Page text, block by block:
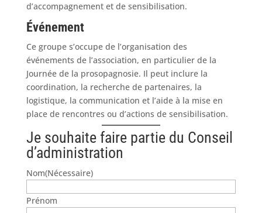
d’accompagnement et de sensibilisation.
Événement
Ce groupe s’occupe de l’organisation des
événements de l’association, en particulier de la
Journée de la prosopagnosie. Il peut inclure la
coordination, la recherche de partenaires, la
logistique, la communication et l’aide à la mise en
place de rencontres ou d’actions de sensibilisation.
Je souhaite faire partie du Conseil
d’administration
Nom(Nécessaire)
Prénom